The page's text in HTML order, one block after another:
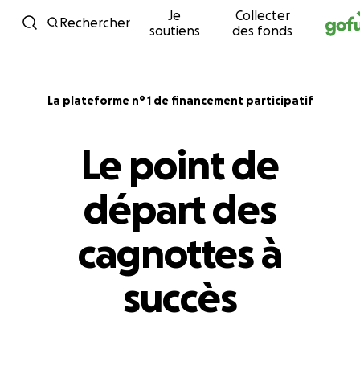
Passer au contenu
Rechercher
Je
soutiens
Collecter
des fonds
La plateforme n° 1 de financement participatif
Le point de
départ des
cagnottes à
succès